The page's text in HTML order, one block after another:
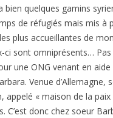
quelques gamins
de réfugiés mais mis à
plus accueillantes de
sont omniprésents… Pas
une ONG venant en
Venue
appelé « maison de la
C’est donc chez soeur